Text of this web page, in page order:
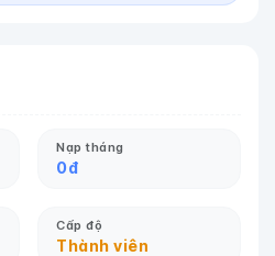
Nạp tháng
0đ
Cấp độ
Thành viên